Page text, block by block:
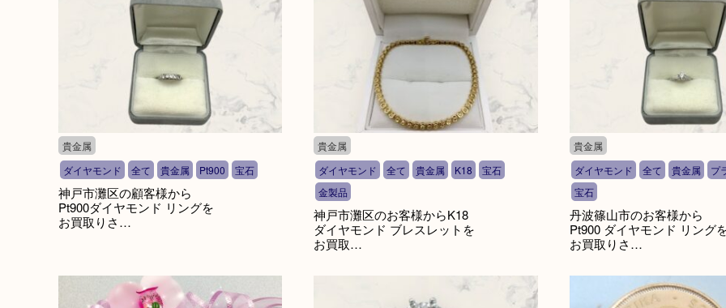
貴金属
ダイヤモンド
全て 貴金属 Pt900 宝石
神戸市灘区の顧客様から
Pt900ダイヤモンド リングを
お買取りさ…
貴金属
ダイヤモンド
全て 貴金属 K18
宝石
金製品
神戸市灘区のお客様からK18
ダイヤモンド ブレスレットを
お買取…
貴金属
ダイヤモンド
全て 貴金属
プ
宝石
丹波篠山市のお客様から
Pt900 ダイヤモンド リング
お買取りさ…